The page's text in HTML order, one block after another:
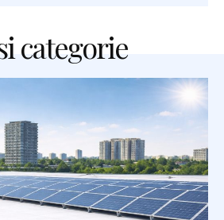
categorie